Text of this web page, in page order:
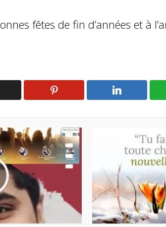
fêtes de fin d’années et à